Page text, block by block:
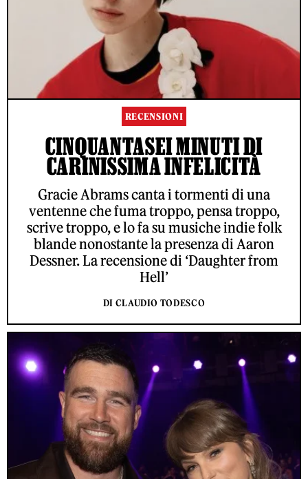
RECENSIONI
CINQUANTASEI MINUTI DI
CARINISSIMA INFELICITÀ
Gracie Abrams canta i tormenti di una
ventenne che fuma troppo, pensa troppo,
scrive troppo, e lo fa su musiche indie folk
blande nonostante la presenza di Aaron
Dessner. La recensione di ‘Daughter from
Hell’
DI CLAUDIO TODESCO